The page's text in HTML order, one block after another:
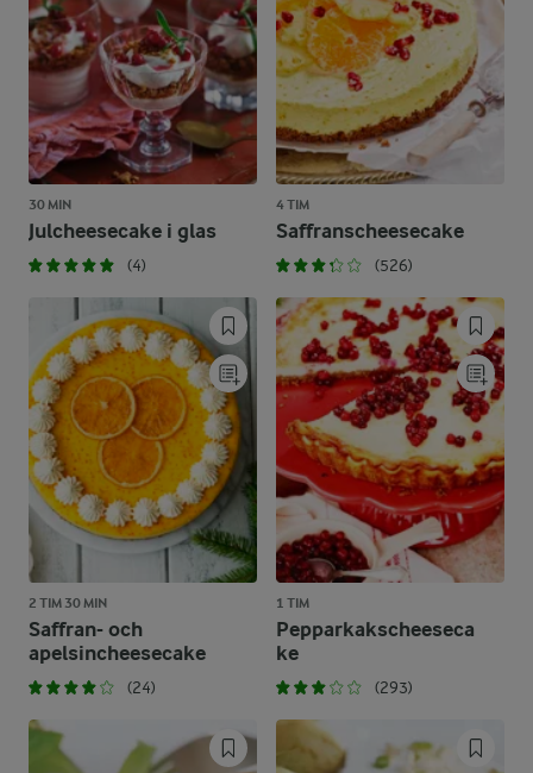
30 MIN
Julcheesecake i glas
(4)
4 TIM
Saffranscheesecake
(526)
2 TIM 30 MIN
Saffran- och
apelsincheesecake
(24)
1 TIM
Pepparkakscheeseca
ke
(293)